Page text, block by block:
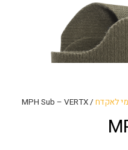
לאקדח / MPH Sub – VERTX